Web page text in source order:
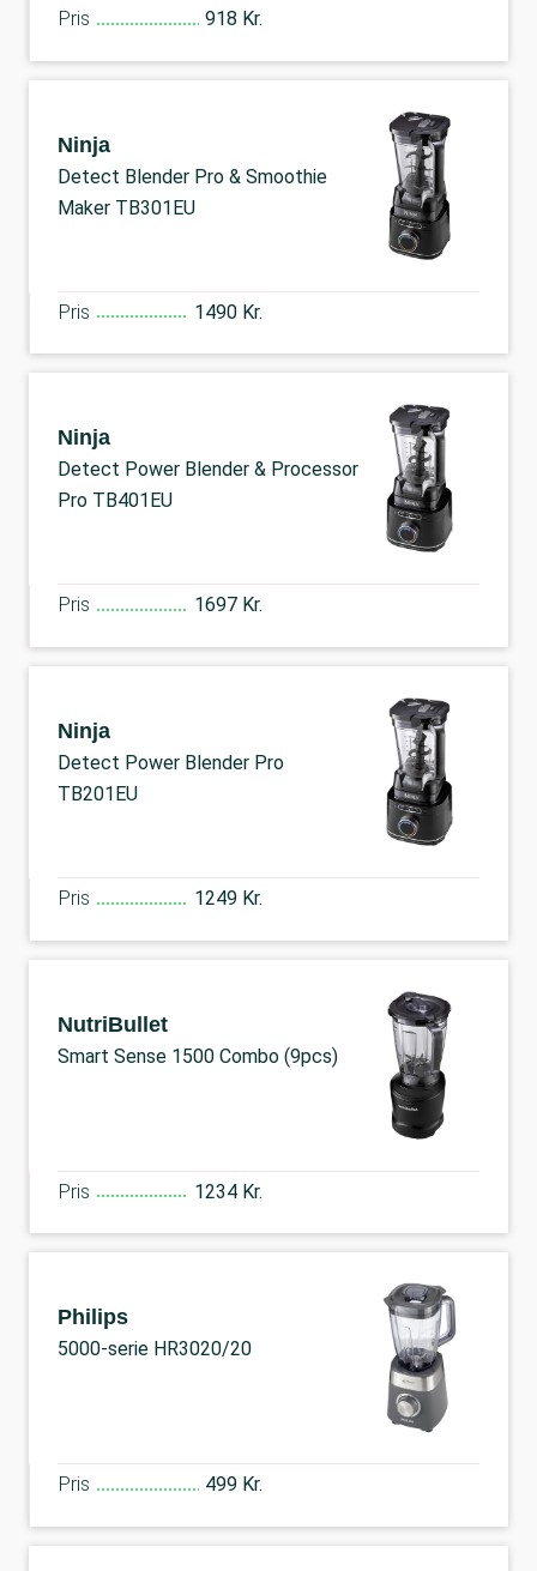
Pris 918 Kr.
Ninja
Detect Blender Pro & Smoothie
Maker TB301EU
Pris 1490 Kr.
Ninja
Detect Power Blender & Processor
Pro TB401EU
Pris 1697 Kr.
Ninja
Detect Power Blender Pro
TB201EU
Pris 1249 Kr.
NutriBullet
Smart Sense 1500 Combo (9pcs)
Pris 1234 Kr.
Philips
5000-serie HR3020/20
Pris 499 Kr.